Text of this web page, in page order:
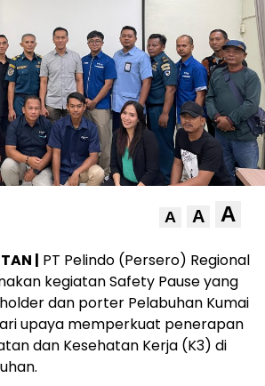
A A A
| PT Pelindo (Persero) Regional
kegiatan Safety Pause yang
dan porter Pelabuhan Kumai
upaya memperkuat penerapan
dan Kesehatan Kerja (K3) di